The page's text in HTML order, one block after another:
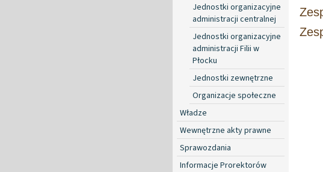
Jednostki organizacyjne
administracji centralnej
Jednostki organizacyjne
administracji Filii w
Płocku
Jednostki zewnętrzne
Organizacje społeczne
Władze
Wewnętrzne akty prawne
Sprawozdania
Informacje Prorektorów